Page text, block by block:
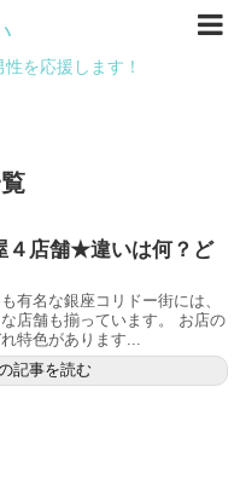
を応援します！
４店舗★違いは何？ど
有名な銀座コリドー街には、
店舗も揃っています。 お店の
特色があります...
記事を読む